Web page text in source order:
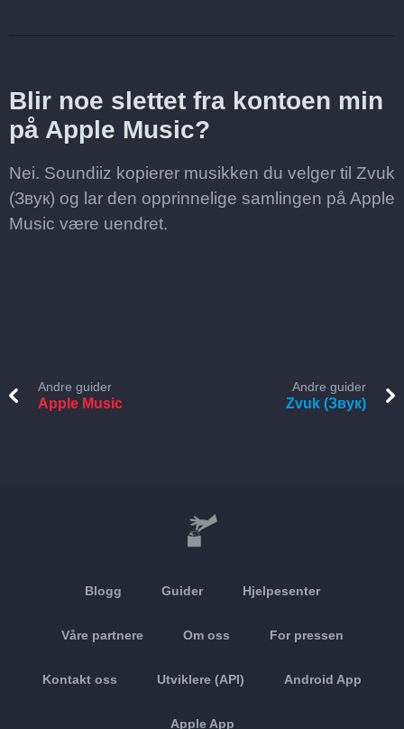
Blir noe slettet fra kontoen min
på Apple Music?
Nei. Soundiiz kopierer musikken du velger til Zvuk
(Звук) og lar den opprinnelige samlingen på Apple
Music være uendret.
Andre guider
Apple Music
Andre guider
Zvuk (Звук)
Blogg Guider Hjelpesenter
Våre partnere Om oss For pressen
Kontakt oss Utviklere (API) Android App
Apple App